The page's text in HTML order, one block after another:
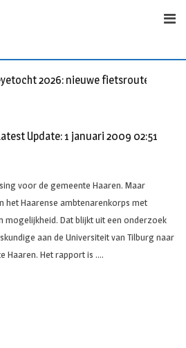
2026: nieuwe fietsroutes
Update: 1 januari 2009 02:51
voor de gemeente Haaren. Maar
het Haarense ambtenarenkorps met
mogelijkheid. Dat blijkt uit een onderzoek
aan de Universiteit van Tilburg naar
Haaren. Het rapport is ….